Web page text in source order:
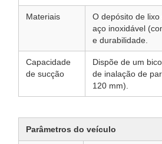
Materiais
O depósito de
aço inoxidável
e durabilidade.
Capacidade
de sucção
Dispõe de um
de inalação de
120 mm).
Parâmetros do veículo